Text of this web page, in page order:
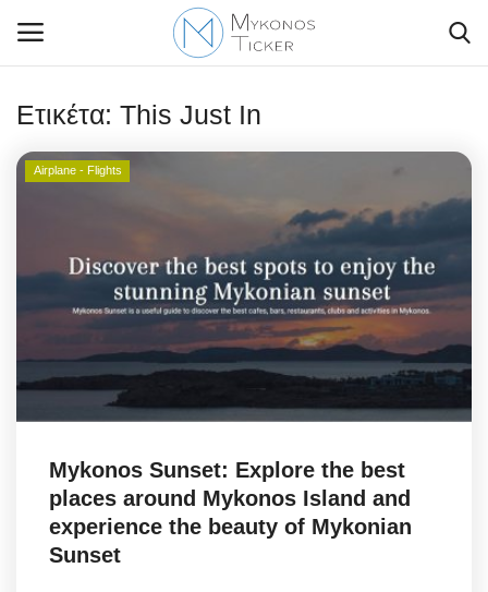
Contact Us
Business
Greece
Entertainment
Ετικέτα: This Just In
Airplane - Flights
Mykonos Sunset: Explore the best
places around Mykonos Island and
experience the beauty of Mykonian
Sunset